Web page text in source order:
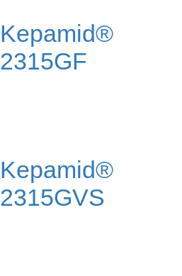
Kepamid®
2315GF
Kepamid®
2315GVS